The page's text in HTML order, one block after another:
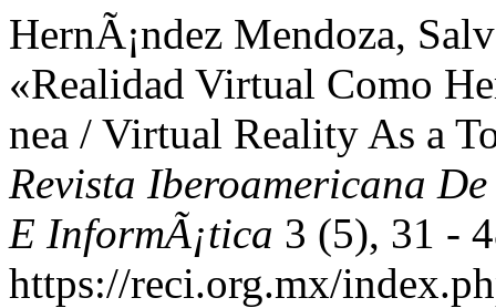
HernÃ¡ndez Mendoza,
«Realidad Virtual Como
nea / Virtual Reality As a
Revista Iberoamericana
E InformÃ¡tica 3 (5), 31 -
https://reci.org.mx/